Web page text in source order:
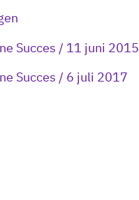
Succes / 11 juni 2015
Succes / 6 juli 2017